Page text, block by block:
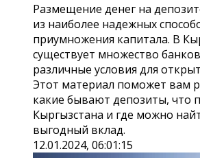
Размещение денег на
из наиболее надежных
приумножения капитала. В
существует множество
различные условия для
Этот материал поможет вам
какие бывают депозиты, что
Кыргызстана и где можно
выгодный вклад.
12.01.2024, 06:01:15